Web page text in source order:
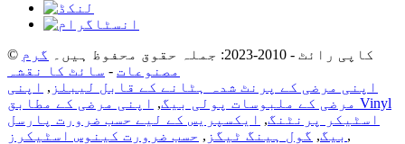
© کاپی رائٹ - 2010-2023: جملہ حقوق محفوظ ہیں۔
گرم
مصنوعات - سائٹ کا نقشہ
اپنی مرضی کے پرنٹ شدہ ہٹانے کے قابل لیبلز , اپنی
مرضی کے ملبوسات پولی بیگ, اپنی مرضی کے مطابق Vinyl
اسٹیکر پرنٹنگ, ایکسپریس کے لیے حسب ضرورت پارسل
بیگ, گول ہینگ ٹیگز , حسب ضرورت کینوس اسٹیکرز ,